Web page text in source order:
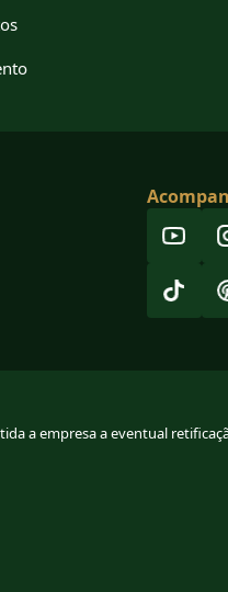
a empresa a eventual